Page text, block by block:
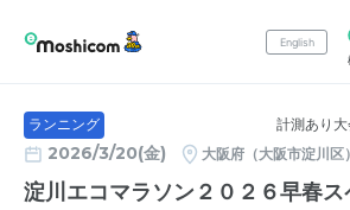
English
ランニング 計測あり
2026/3/20(金) 大阪府（大阪市淀川区）
淀川エコマラソン２０２６早春ス